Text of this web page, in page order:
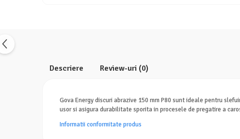
Descriere Review-uri (0)
Gova Energy discuri abrazive 150 mm P80 sunt ideale pentru
usor si asigura durabilitate sporita in procesele de pregatire a
Informatii conformitate produs